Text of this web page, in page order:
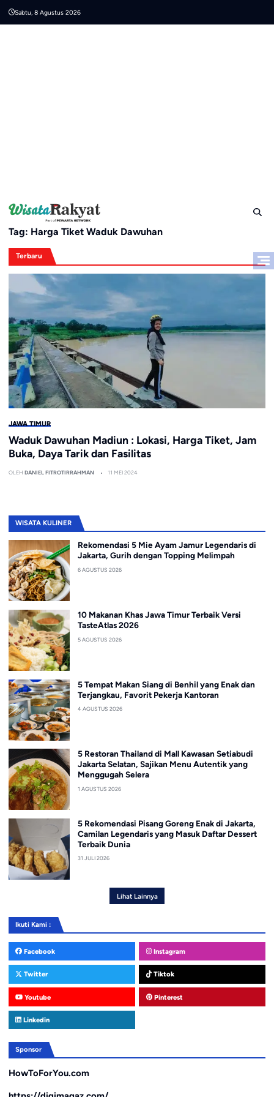
Sabtu, 8 Agustus 2026
Tag: Harga Tiket Waduk Dawuhan
Terbaru
JAWA TIMUR
Waduk Dawuhan Madiun : Lokasi, Harga Tiket, Jam
Buka, Daya Tarik dan Fasilitas
OLEH DANIEL FITROTIRRAHMAN 11 MEI 2024
WISATA KULINER
Rekomendasi 5 Mie Ayam Jamur Legendaris di
Jakarta, Gurih dengan Topping Melimpah
6 AGUSTUS 2026
10 Makanan Khas Jawa Timur Terbaik Versi
TasteAtlas 2026
5 AGUSTUS 2026
5 Tempat Makan Siang di Benhil yang Enak dan
Terjangkau, Favorit Pekerja Kantoran
4 AGUSTUS 2026
5 Restoran Thailand di Mall Kawasan Setiabudi
Jakarta Selatan, Sajikan Menu Autentik yang
Menggugah Selera
1 AGUSTUS 2026
5 Rekomendasi Pisang Goreng Enak di Jakarta,
Camilan Legendaris yang Masuk Daftar Dessert
Terbaik Dunia
31 JULI 2026
Lihat Lainnya
Ikuti Kami :
Facebook Instagram
Twitter Tiktok
Youtube Pinterest
Linkedin
Sponsor
HowToForYou.com